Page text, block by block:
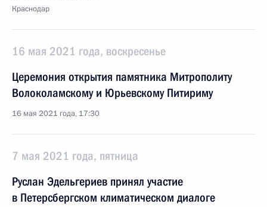
Краснодар
16 мая 2021 года, воскресенье
Церемония открытия памятника Митрополиту
Волоколамскому и Юрьевскому Питириму
16 мая 2021 года, 17:30
7 мая 2021 года, пятница
Руслан Эдельгериев принял участие
в Петерсбергском климатическом диалоге